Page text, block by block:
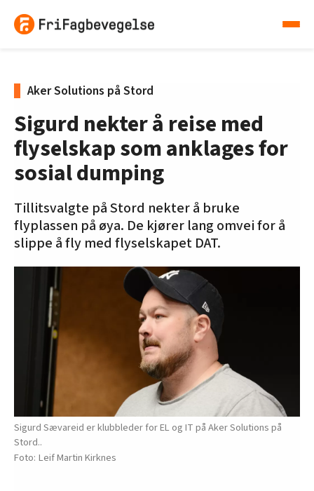
Aker Solutions på Stord
Sigurd nekter å reise med
flyselskap som anklages for
sosial dumping
Tillitsvalgte på Stord nekter å bruke
flyplassen på øya. De kjører lang omvei for å
slippe å fly med flyselskapet DAT.
Sigurd Sævareid er klubbleder for EL og IT på Aker Solutions på
Stord..
Leif Martin Kirknes